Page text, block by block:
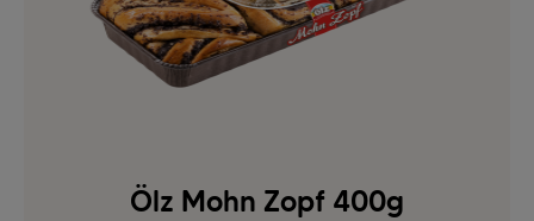
Ölz Mohn Zopf 400g